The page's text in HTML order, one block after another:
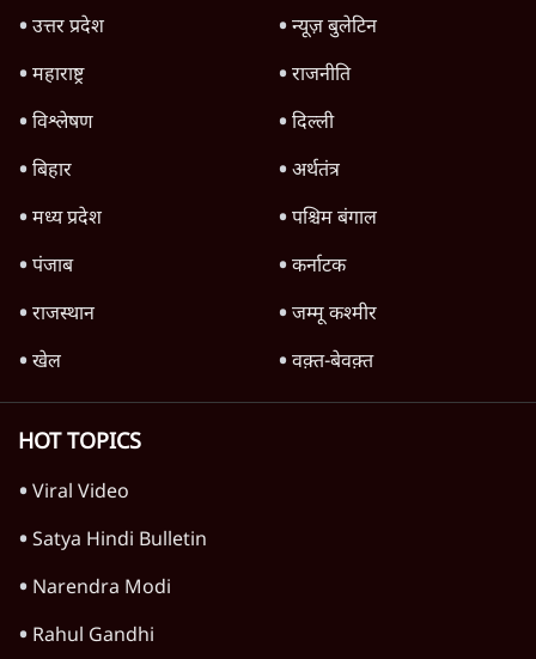
उत्तर प्रदेश
न्यूज़ बुलेटिन
महाराष्ट्र
राजनीति
विश्लेषण
दिल्ली
बिहार
अर्थतंत्र
मध्य प्रदेश
पश्चिम बंगाल
पंजाब
कर्नाटक
राजस्थान
जम्मू कश्मीर
खेल
वक़्त-बेवक़्त
HOT TOPICS
Viral Video
Satya Hindi Bulletin
Narendra Modi
Rahul Gandhi